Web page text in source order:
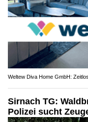
Weltew Diva Home GmbH:
Sirnach TG:
Polizei sucht